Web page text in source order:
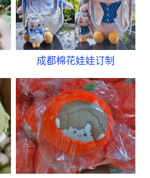
成都棉花娃娃订制